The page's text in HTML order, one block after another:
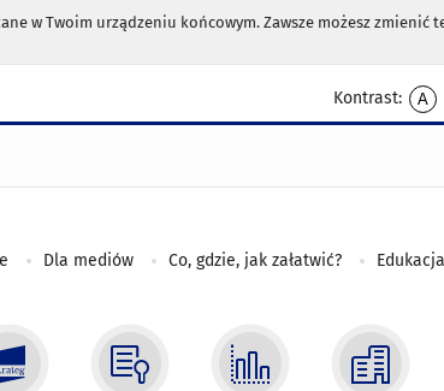
w Twoim urządzeniu końcowym. Zawsze możesz zmienić
Kontrast:
A
Dla mediów Co, gdzie, jak załatwić? Edukacja